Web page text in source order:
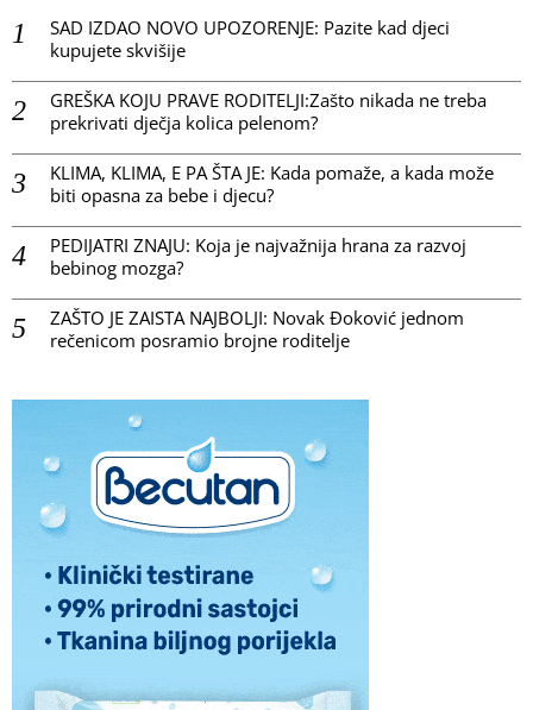
SAD IZDAO NOVO UPOZORENJE: Pazite kad djeci
kupujete skvišije
GREŠKA KOJU PRAVE RODITELJI:Zašto nikada ne treba
prekrivati dječja kolica pelenom?
KLIMA, KLIMA, E PA ŠTA JE: Kada pomaže, a kada može
biti opasna za bebe i djecu?
PEDIJATRI ZNAJU: Koja je najvažnija hrana za razvoj
bebinog mozga?
ZAŠTO JE ZAISTA NAJBOLJI: Novak Đoković jednom
rečenicom posramio brojne roditelje